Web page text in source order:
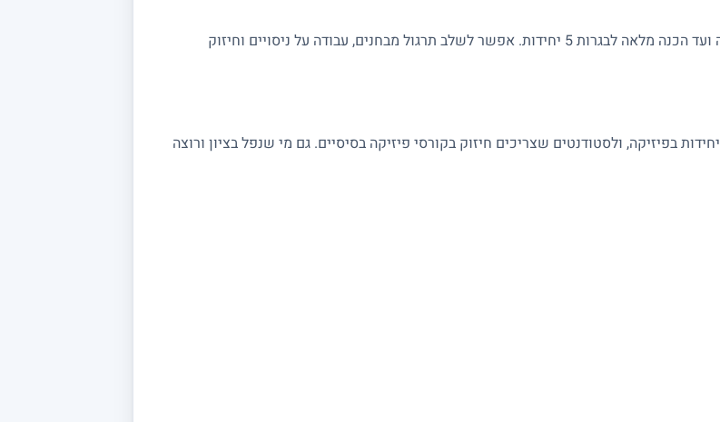
השיעורים מותאמים לרמת התלמיד: מחיזוק יסודות בחטיבה ועד הכנה מלאה לבגרות 5 יחידות. אפשר לשלב תרגול מבחנים, עבודה על ניסויים וחיזוק
מתאים לתלמידי חטיבה ותיכון, למתכוננים לבגרות 3, 4 ו 5 יחידות בפיזיקה, ולסטודנטים שצריכים חיזוק בקורסי פיזיקה בסיסיים. גם מי שנפל בציון ורוצה